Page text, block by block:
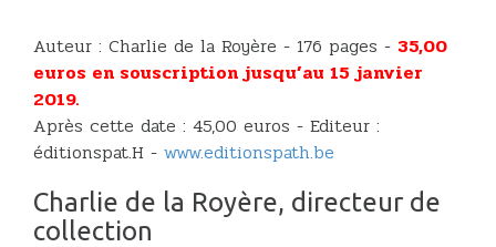
Auteur : Charlie de la Royère - 176 pages - 35,00
euros en souscription jusqu’au 15 janvier
2019.
Après cette date : 45,00 euros - Editeur :
éditionspat.H - www.editionspath.be
Charlie de la Royère, directeur de
collection